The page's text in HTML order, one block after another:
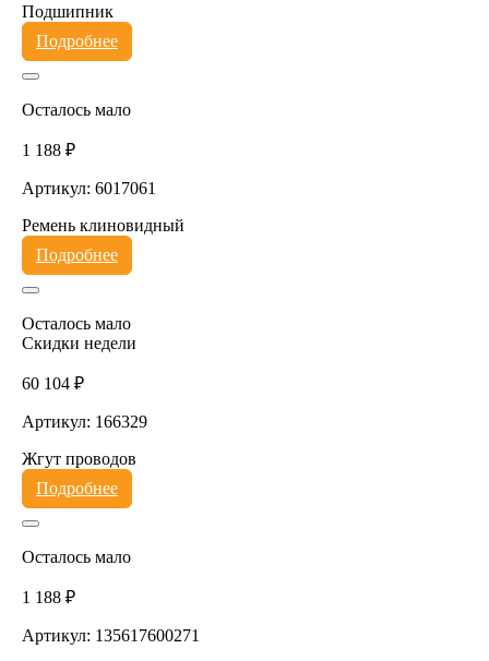
Подшипник
Подробнее
Осталось мало
1 188 ₽
Артикул: 6017061
Ремень клиновидный
Подробнее
Осталось мало
Скидки недели
60 104 ₽
Артикул: 166329
Жгут проводов
Подробнее
Осталось мало
1 188 ₽
Артикул: 135617600271